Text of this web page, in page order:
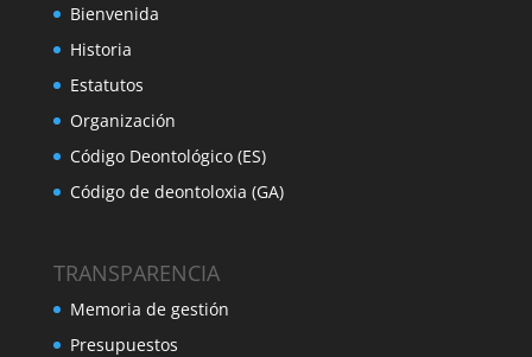
Bienvenida
Historia
Estatutos
Organización
Código Deontológico (ES)
Código de deontoloxia (GA)
TRANSPARENCIA
Memoria de gestión
Presupuestos